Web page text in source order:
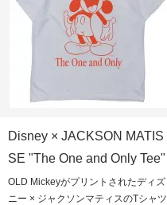
Disney × JACKSON MATIS
SE "The One and Only Tee"
OLD Mickeyがプリントされたディズ
ニー × ジャクソンマティスのTシャツ